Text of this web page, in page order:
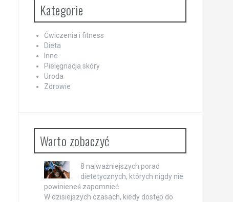
Kategorie
Ćwiczenia i fitness
Dieta
Inne
Pielęgnacja skóry
Uroda
Zdrowie
Warto zobaczyć
8 najważniejszych porad
dietetycznych, których nigdy nie
powinieneś zapomnieć
W dzisiejszych czasach, kiedy dostęp do